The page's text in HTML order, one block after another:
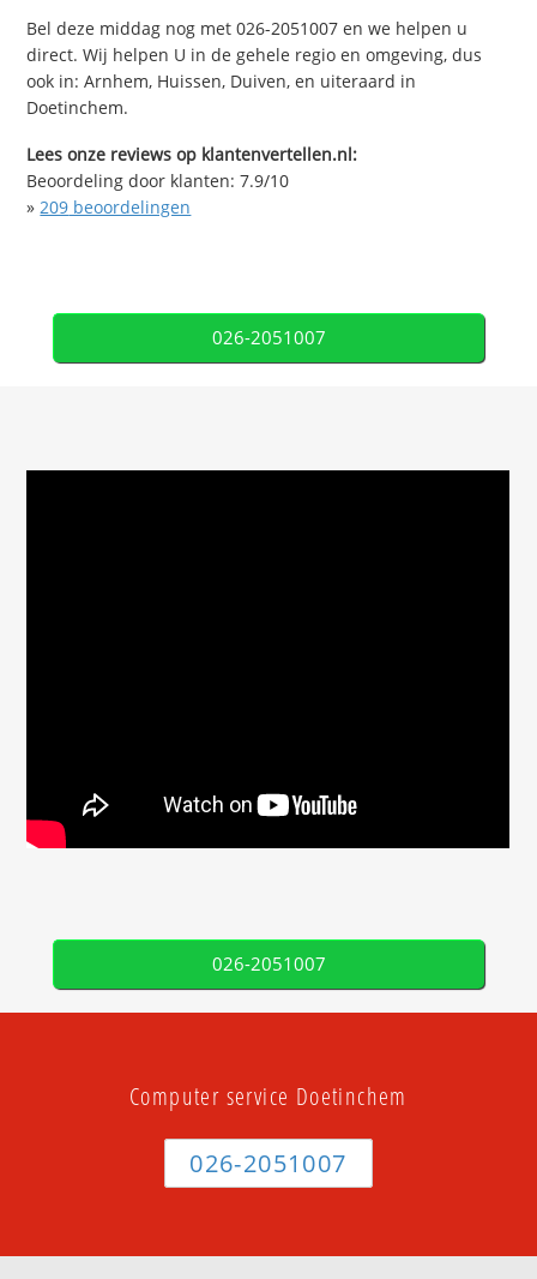
Bel deze middag nog met 026-2051007 en we helpen u
direct. Wij helpen U in de gehele regio en omgeving, dus
ook in: Arnhem, Huissen, Duiven, en uiteraard in
Doetinchem.
Lees onze reviews op klantenvertellen.nl:
Beoordeling door klanten:7.9/10
» 209 beoordelingen
026-2051007
026-2051007
Computer service Doetinchem
026-2051007